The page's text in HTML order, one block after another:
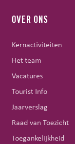
OVER ONS
Kernactiviteiten
Het team
Vacatures
Tourist Info
Jaarverslag
Raad van Toezicht
Toegankelijkheid